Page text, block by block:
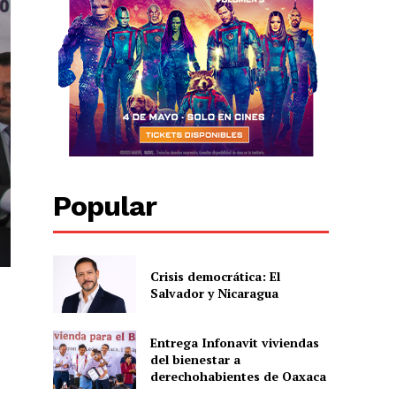
Popular
Crisis democrática: El
Salvador y Nicaragua
Entrega Infonavit viviendas
del bienestar a
derechohabientes de Oaxaca